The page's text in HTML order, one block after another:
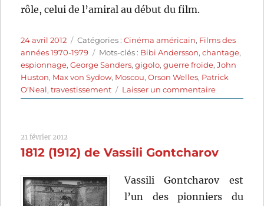
rôle, celui de l’amiral au début du film.
Publié
le
24 avril 2012 Catégories
Catégories :Cinéma américain, Films des
années 1970-1979
Étiquettes
Mots-clés : Bibi Andersson,chantage,
espionnage,George Sanders,gigolo,guerre froide,John
Huston, Max von Sydow, Moscou,Orson Welles, Patrick
O'Neal,travestissement Laisser un commentairesur
La
(1970)
21 février 2012
1812 (1912) de Vassili Gontcharov
Vassili Gontcharov est
l’un des pionniers du